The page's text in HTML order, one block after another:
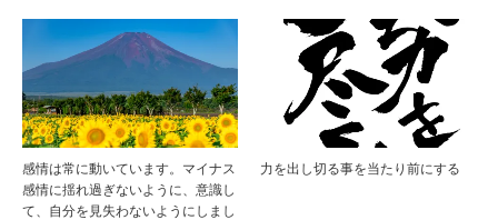
感情は常に動いています。マイナス
感情に揺れ過ぎないように、意識し
て、自分を見失わないようにしまし
力を出し切る事を当たり前にする